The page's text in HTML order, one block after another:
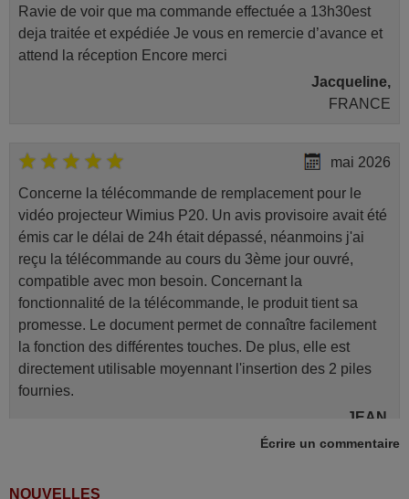
Ravie de voir que ma commande effectuée a 13h30est
deja traitée et expédiée Je vous en remercie d’avance et
attend la réception Encore merci
Jacqueline,
FRANCE
mai 2026
Concerne la télécommande de remplacement pour le
vidéo projecteur Wimius P20. Un avis provisoire avait été
émis car le délai de 24h était dépassé, néanmoins j'ai
reçu la télécommande au cours du 3ème jour ouvré,
compatible avec mon besoin. Concernant la
fonctionnalité de la télécommande, le produit tient sa
promesse. Le document permet de connaître facilement
la fonction des différentes touches. De plus, elle est
directement utilisable moyennant l'insertion des 2 piles
fournies.
JEAN,
FRANCE
Écrire un commentaire
NOUVELLES